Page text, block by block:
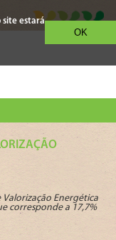
estará
OK
Valorização Energética
corresponde a 17,7%